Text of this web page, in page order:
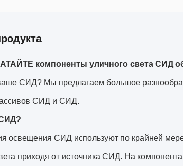
компоненты уличного света СИД
СИД? Мы предлагаем большое
СИД и СИД.
освещения СИД используют по крайней
приходя от источника СИД. На